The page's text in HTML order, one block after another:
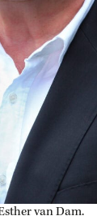
van Dam.